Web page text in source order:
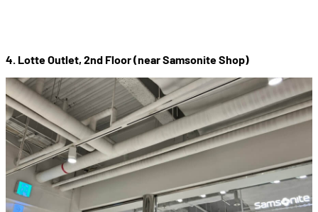
4. Lotte Outlet, 2nd Floor (near Samsonite Shop)